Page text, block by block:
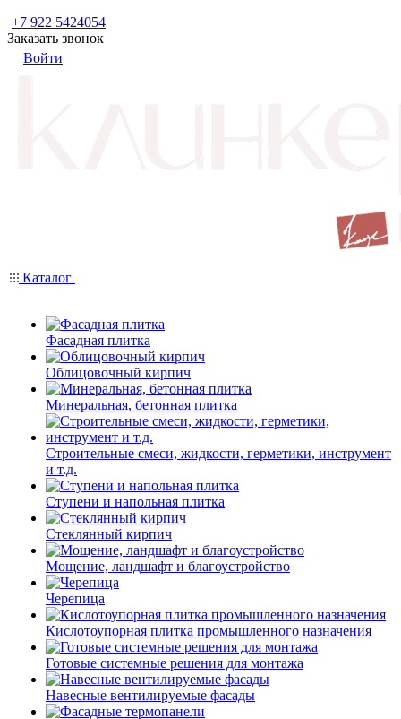
+7 922 5424054
Заказать звонок
Войти
Каталог
Фасадная плитка
Облицовочный кирпич
Минеральная, бетонная плитка
Строительные смеси, жидкости, герметики, инструмент
и т.д.
Ступени и напольная плитка
Cтеклянный кирпич
Мощение, ландшафт и благоустройство
Черепица
Кислотоупорная плитка промышленного назначения
Готовые системные решения для монтажа
Навесные вентилируемые фасады